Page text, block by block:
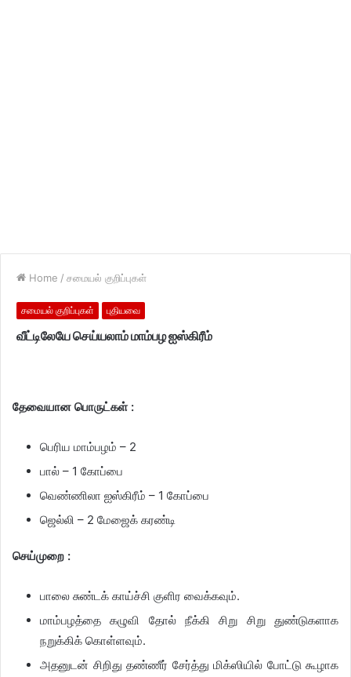
Home / சமையல் குறிப்புகள்
சமையல் குறிப்புகள் புதியவை
வீட்டிலேயே செய்யலாம் மாம்பழ ஐஸ்கிரீம்
தேவையான பொருட்கள் :
பெரிய மாம்பழம் – 2
பால் – 1 கோப்பை
வெண்ணிலா ஐஸ்கிரீம் – 1 கோப்பை
ஜெல்லி – 2 மேஜைக் கரண்டி
செய்முறை :
பாலை சுண்டக் காய்ச்சி குளிர வைக்கவும்.
மாம்பழத்தை கழுவி தோல் நீக்கி சிறு சிறு துண்டுகளாக
நறுக்கிக் கொள்ளவும்.
அதனுடன் சிறிது தண்ணீர் சேர்த்து மிக்ஸியில் போட்டு கூழாக